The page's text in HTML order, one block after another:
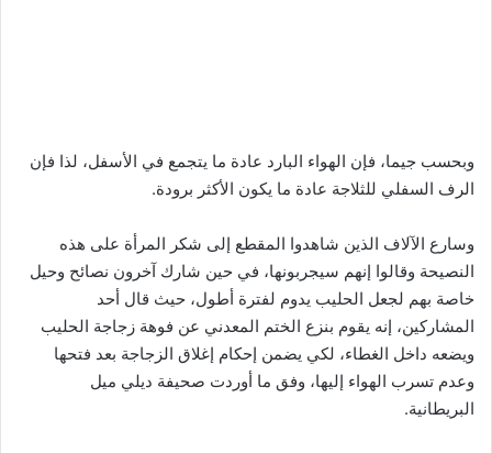
وبحسب جيما، فإن الهواء البارد عادة ما يتجمع في الأسفل، لذا فإن
الرف السفلي للثلاجة عادة ما يكون الأكثر برودة.
وسارع الآلاف الذين شاهدوا المقطع إلى شكر المرأة على هذه
النصيحة وقالوا إنهم سيجربونها، في حين شارك آخرون نصائح وحيل
خاصة بهم لجعل الحليب يدوم لفترة أطول، حيث قال أحد
المشاركين، إنه يقوم بنزع الختم المعدني عن فوهة زجاجة الحليب
ويضعه داخل الغطاء، لكي يضمن إحكام إغلاق الزجاجة بعد فتحها
وعدم تسرب الهواء إليها، وفق ما أوردت صحيفة ديلي ميل
البريطانية.